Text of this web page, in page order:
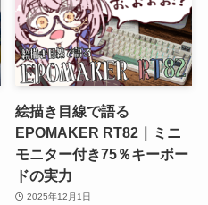
絵描き目線で語る
EPOMAKER RT82｜ミニ
モニター付き75％キーボー
ドの実力
2025年12月1日